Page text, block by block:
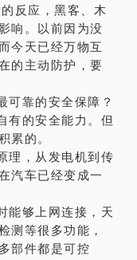
反应，黑客、木
响。以前因为没
今天已经万物互
的主动防护，要
可靠的安全保障？
有的安全能力。但
累的。
理，从发电机到传
汽车已经变成一
能够上网连接，天
测等很多功能，
部件都是可控